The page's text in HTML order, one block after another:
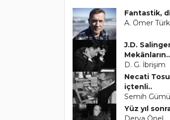
Fantastik,
A. Ömer
J.D.
Mekânların..
D. G. İbrişim
Necati
içtenli..
Semih
Yüz yıl